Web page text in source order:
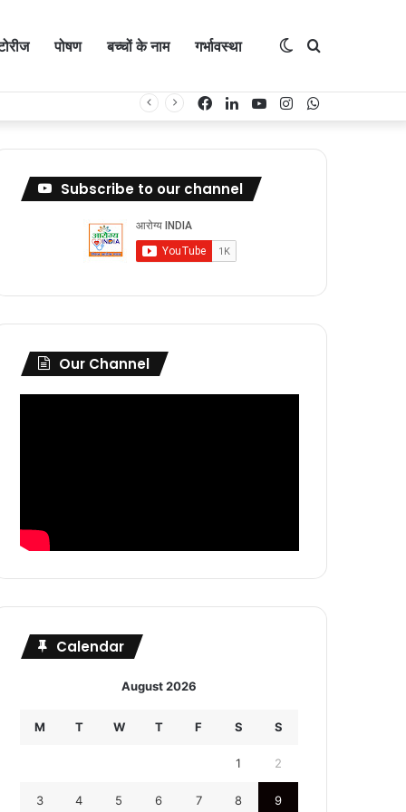
पोषण बच्चों के नाम गर्भावस्था Search
Switch
Instagram
YouTube
LinkedIn
Facebook
Subscribe to our channel
Our Channel
Calendar
August 2026
M T W T F S S
1 2
3 4 5 6 7 8 9